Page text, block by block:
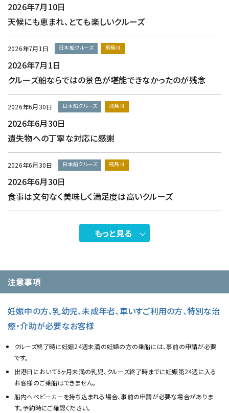
2026年7月10日
天候にも恵まれ、とても楽しいクルーズ
2026年7月1日 日本船クルーズ 飛鳥Ⅲ
2026年7月1日
クルーズ船ならではの景色が堪能できなかったのが残念
2026年6月30日 日本船クルーズ 飛鳥Ⅲ
2026年6月30日
遺失物への丁寧な対応に感謝
2026年6月30日 日本船クルーズ 飛鳥Ⅲ
2026年6月30日
食事は文句なく美味しく満足度は高いクルーズ
もっと見る
注意事項
妊娠中の方、乳幼児、未成年者、車いすご利用の方、特別な治
療・介助が必要なお客様
クルーズ終了時に妊娠24週未満の妊婦の方の乗船には、事前の申請が必要
です。
出港日において6ヶ月未満の乳児、クルーズ終了時までに妊娠第24週に入る
お客様のご乗船はできません。
船内へベビーカーを持ち込まれる場合、事前の申請が必要な場合がありま
す。予約時にご確認ください。